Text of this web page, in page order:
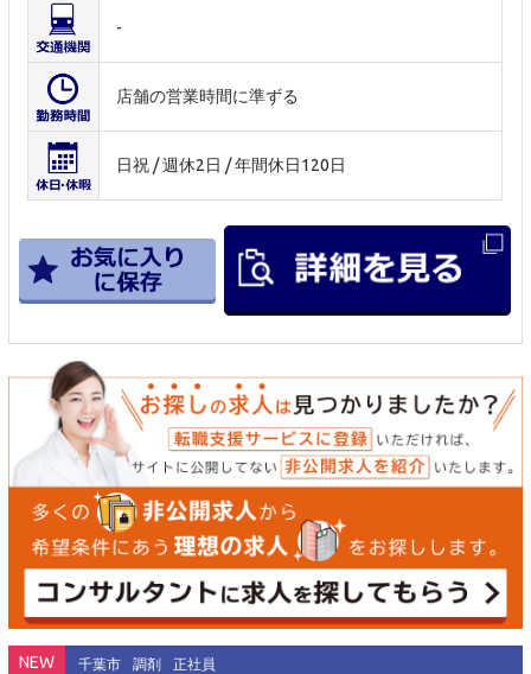
-
店舗の営業時間に準ずる
日祝 / 週休2日 / 年間休日120日
NEW 千葉市 調剤 正社員